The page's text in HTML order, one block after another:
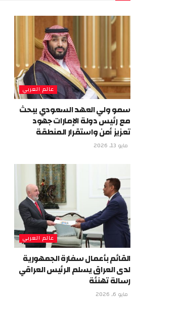
عالم العربي
سمو ولي العهد السعودي يبحث
مع رئيس دولة الإمارات جهود
تعزيز أمن واستقرار المنطقة
مايو 13, 2026
عالم العربي
القائم بأعمال سفارة الجمهورية
لدى العراق يسلم الرئيس العراقي
رسالة تهنئة
مايو 6, 2026